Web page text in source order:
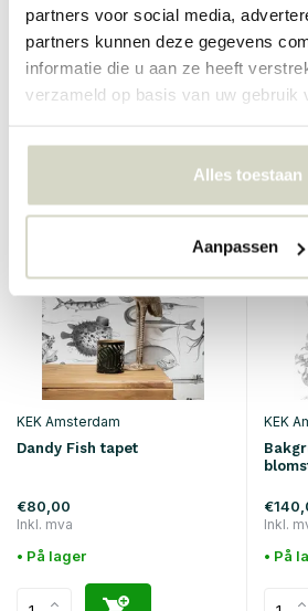
partners voor social media,
partners kunnen deze gegevens
informatie die u aan ze heeft
verzameld op basis van uw gebruik
Alles toestaan
Aanpassen
€170,00
Inkl. mva
• På lager
Inkl.
• På
KEK Amsterdam
Dandy Fish tapet
€80,00
Inkl. mva
• På lager
KEK
Inkl.
• På